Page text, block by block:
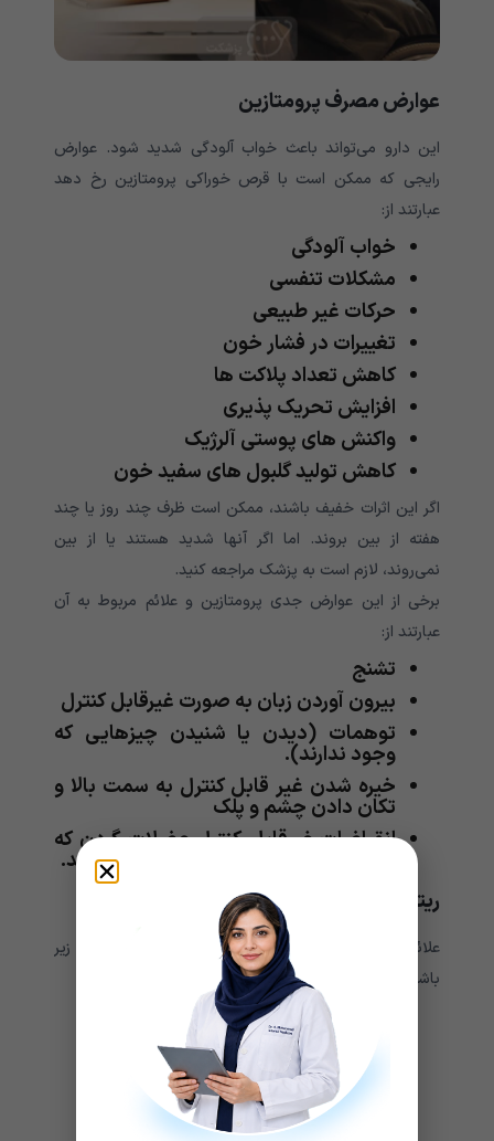
عوارض مصرف پرومتازین
این دارو می‌‌‌‌‌‌‌‌‌‌تواند باعث خواب آلودگی شدید شود. عوارض
رایجی که ممکن است با قرص خوراکی پرومتازین رخ دهد
عبارتند از:
خواب آلودگی
مشکلات تنفسی
حرکات غیر طبیعی
تغییرات در فشار خون
کاهش تعداد پلاکت ها
افزایش تحریک پذیری
واکنش های پوستی آلرژیک
کاهش تولید گلبول های سفید خون
اگر این اثرات خفیف باشند، ممکن است ظرف چند روز یا چند
هفته از بین بروند. اما اگر آنها شدید هستند یا از بین
نمی‌‌‌‌‌‌‌‌‌‌روند، لازم است به پزشک مراجعه کنید.
برخی از این عوارض جدی پرومتازین و علائم مربوط به آن
عبارتند از:
تشنج
بیرون آوردن زبان به صورت غیرقابل کنترل
توهمات (دیدن یا شنیدن چیزهایی که
وجود ندارند).
خیره شدن غیر قابل کنترل به سمت بالا و
تکان دادن چشم و پلک
انقباضات غیرقابل کنترل عضلات گردن که
باعث می‌‌‌‌‌‌‌‌‌‌شود سر شما به یک طرف بچرخد.
ریتم غیر طبیعی قلب:
علائمی‌‌‌‌‌‌‌‌‌‌ که این عارضه ایجاد می‌‌‌‌‌‌‌‌‌‌کند می‌‌‌‌‌‌‌‌‌‌تواند شامل موارد زیر
باشد:
تپش قلب
سر سبک
غش کردن